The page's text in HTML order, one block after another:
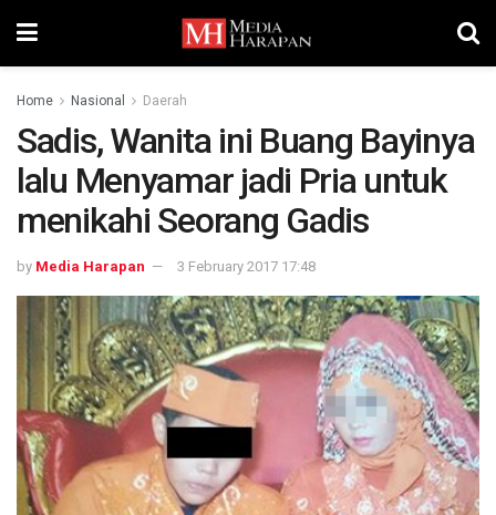
Home Nasional Daerah
Sadis, Wanita ini Buang Bayinya
lalu Menyamar jadi Pria untuk
menikahi Seorang Gadis
by Media Harapan 3 February 2017 17:48